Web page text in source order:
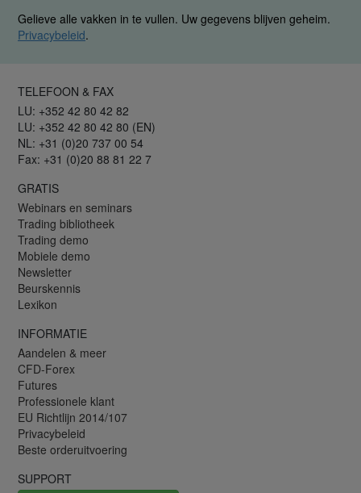
Gelieve alle vakken in te vullen. Uw gegevens blijven geheim.
Privacybeleid.
TELEFOON & FAX
LU: +352 42 80 42 82
LU: +352 42 80 42 80 (EN)
NL: +31 (0)20 737 00 54
Fax: +31 (0)20 88 81 22 7
GRATIS
Webinars en seminars
Trading bibliotheek
Trading demo
Mobiele demo
Newsletter
Beurskennis
Lexikon
INFORMATIE
Aandelen & meer
CFD-Forex
Futures
Professionele klant
EU Richtlijn 2014/107
Privacybeleid
Beste orderuitvoering
SUPPORT